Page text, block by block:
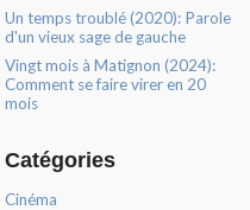
Un temps troublé (2020): Parole
d'un vieux sage de gauche
Vingt mois à Matignon (2024):
Comment se faire virer en 20
mois
Catégories
Cinéma